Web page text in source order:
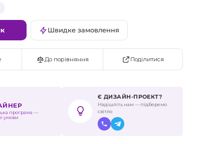
Швидке замовлення
До порівняння Поділитися
програма —
умови
Є ДИЗАЙН-ПРОЕКТ?
Надішліть нам — підберемо
світло